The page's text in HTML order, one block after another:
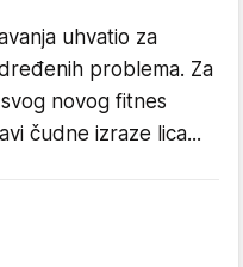
uhvatio za
problema. Za
novog fitnes
čudne izraze lica...